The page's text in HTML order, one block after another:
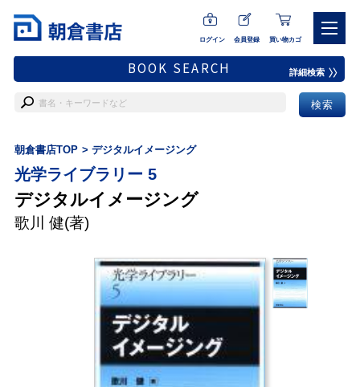
ログイン 会員登録 買い物カゴ
BOOK SEARCH 詳細検索
朝倉書店TOP デジタルイメージング
光学ライブラリー 5
デジタルイメージング
歌川 健(著)